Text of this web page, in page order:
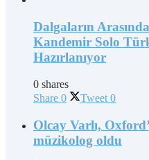
Dalgaların
Kandemir Solo
Hazırlanıyor
0 shares
Share 0 Tweet 0
Olcay Varlı,
müzikolog oldu